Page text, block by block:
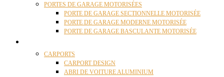
PORTES DE GARAGE MOTORISÉES
PORTE DE GARAGE SECTIONNELLE MOTORISÉE
PORTE DE GARAGE MODERNE MOTORISÉE
PORTE DE GARAGE BASCULANTE MOTORISÉE
CARPORTS
CARPORT DESIGN
ABRI DE VOITURE ALUMINIUM